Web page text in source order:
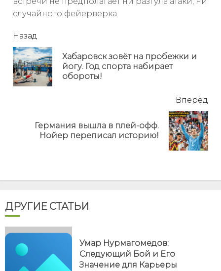
случайного фейерверка.
читать
еще
Назад
Хабаровск зовёт на пробежки и
йогу. Год спорта набирает
обороты!
Вперёд
Германия вышла в плей-офф.
Нойер переписал историю!
ДРУГИЕ СТАТЬИ
Умар Нурмагомедов:
Следующий Бой и Его
Значение для Карьеры